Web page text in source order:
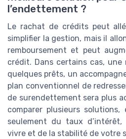
l’endettement ?
Le rachat de crédits peut
simplifier la gestion, mais il
remboursement et peut
crédit. Dans certains cas, une
quelques prêts, un
plan conventionnel de
de surendettement sera plus
comparer plusieurs
seulement du taux
vivre et de la stabilité de votre